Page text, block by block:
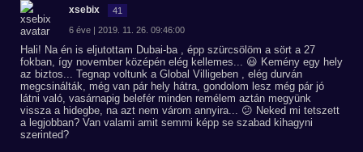
xsebix 41
6 éve | 2019. 11. 26. 09:46:00
Hali! Na én is eljutottam Dubai-ba , épp szürcsölöm a sört a 27
fokban, így november középén elég kellemes... 😃 Kemény egy hely
az biztos... Tegnap voltunk a Global Villigeben , elég durván
megcsinálták, még van pár hely hátra, gondolom lesz még pár jó
látni való, vasárnapig belefér minden remélem aztán megyünk
vissza a hidegbe, na azt nem várom annyira... 😕 Neked mi tetszett
a legjobban? Van valami amit semmi képp se szabad kihagyni
szerinted?